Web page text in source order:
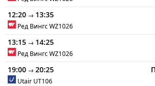
12:20 → 13:35
Ред ВингсWZ1026
13:15 → 14:25
Ред ВингсWZ1026
19:00 → 20:25
Utair UT106